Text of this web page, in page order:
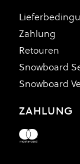
Zahlung
Retouren
Snowboard
Snowboard
ZAHLUNG